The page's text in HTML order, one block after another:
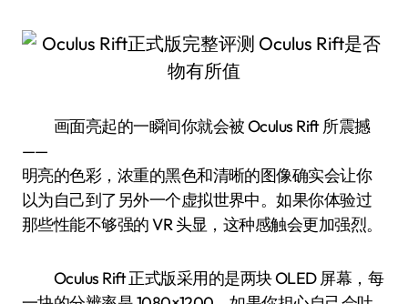
画面亮起的一瞬间你就会被 Oculus Rift 所震撼
——
明亮的色彩，浓重的黑色和清晰的图像确实会让你
以为自己到了另外一个虚拟世界中。如果你体验过
那些性能不够强的 VR 头显，这种感触会更加强烈。
Oculus Rift 正式版采用的是两块 OLED 屏幕，每